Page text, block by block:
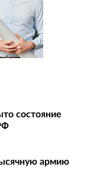
состояние
армию